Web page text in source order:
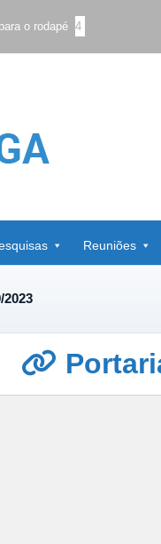
o rodapé 4
Reuniões
2023